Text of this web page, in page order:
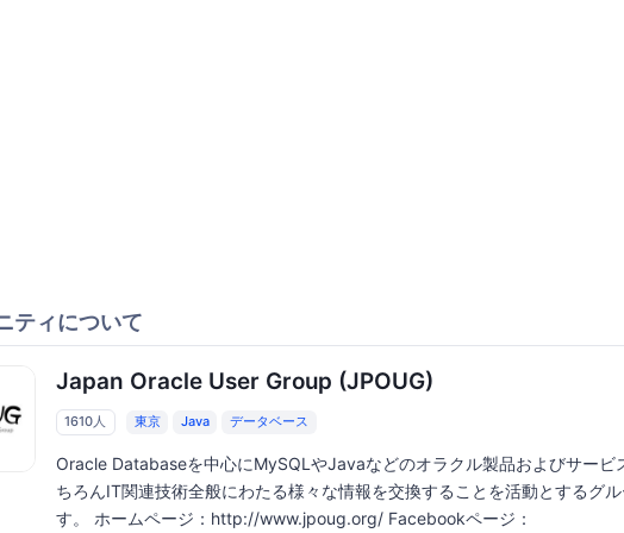
ティについて
Japan Oracle User Group (JPOUG)
1610人 東京 Java データベース
Oracle Databaseを中心にMySQLやJavaなどのオラクル製品およびサービ
ちろんIT関連技術全般にわたる様々な情報を交換することを活動とするグ
す。 ホームページ：http://www.jpoug.org/ Facebookページ：